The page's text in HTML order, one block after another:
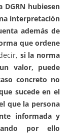
hubiesen
interpretación
además de
que ordene
si la norma
valor, puede
concreto no
sucede en el
que la persona
informada y
por ello